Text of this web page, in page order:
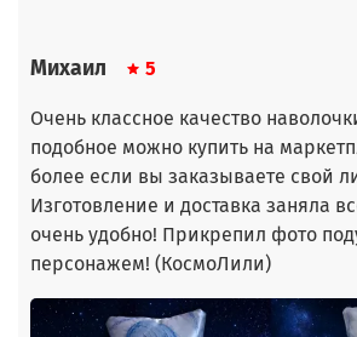
Михаил 5
Очень классное качество
подобное можно купить на
более если вы заказываете свой
Изготовление и доставка заняла
очень удобно! Прикрепил фото
персонажем! (КосмоЛили)